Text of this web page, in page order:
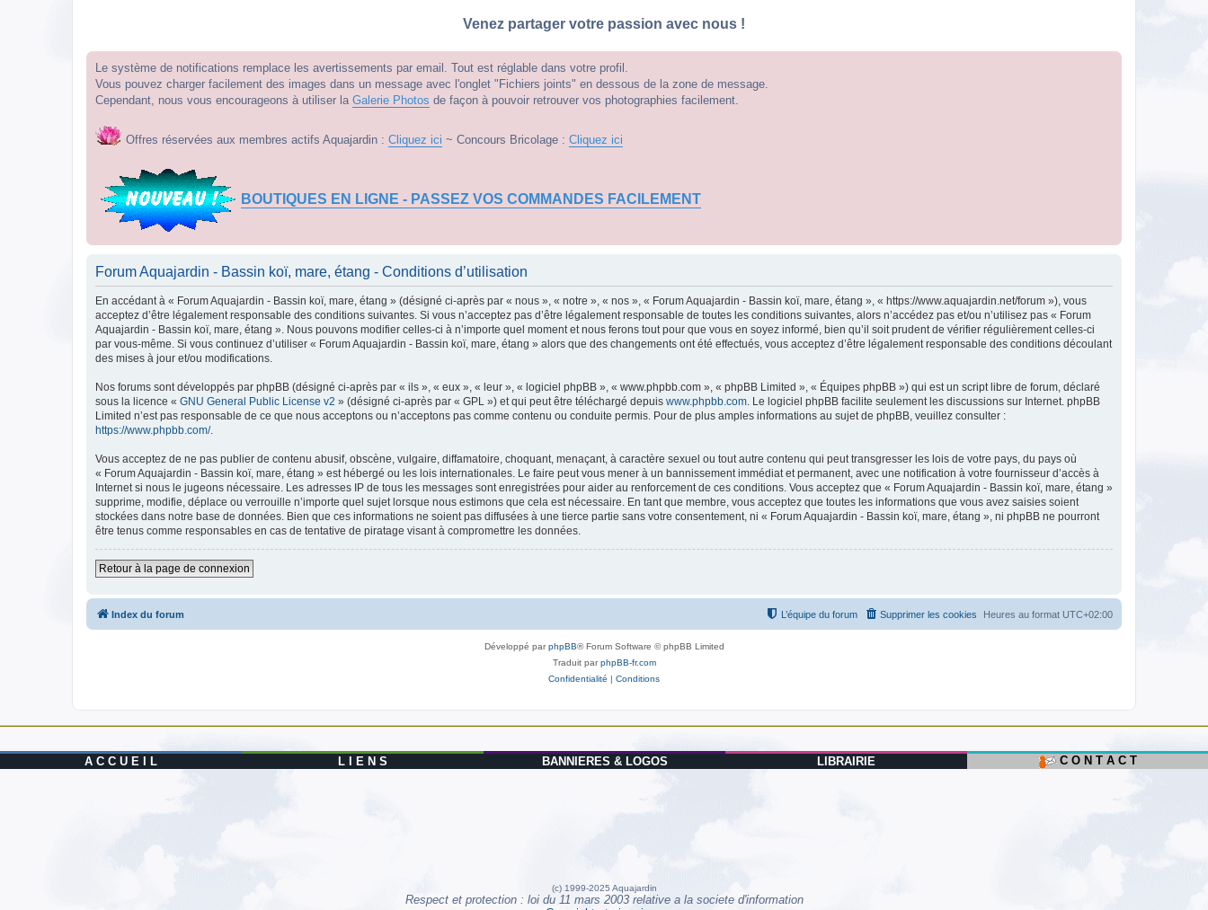
Venez partager votre passion avec nous !
Le système de notifications remplace les avertissements par email. Tout est réglable dans votre profil.
Vous pouvez charger facilement des images dans un message avec l'onglet "Fichiers joints" en dessous de la zone de message.
Cependant, nous vous encourageons à utiliser la Galerie Photos de façon à pouvoir retrouver vos photographies facilement.
Offres réservées aux membres actifs Aquajardin : Cliquez ici ~ Concours Bricolage : Cliquez ici
BOUTIQUES EN LIGNE - PASSEZ VOS COMMANDES FACILEMENT
Forum Aquajardin - Bassin koï, mare, étang - Conditions d’utilisation
En accédant à « Forum Aquajardin - Bassin koï, mare, étang » (désigné ci-après par « nous », « notre », « nos », « Forum Aquajardin - Bassin koï, mare, étang », « https://www.aquajardin.net/forum »), vous
acceptez d’être légalement responsable des conditions suivantes. Si vous n’acceptez pas d’être légalement responsable de toutes les conditions suivantes, alors n’accédez pas et/ou n’utilisez pas « Forum
Aquajardin - Bassin koï, mare, étang ». Nous pouvons modifier celles-ci à n’importe quel moment et nous ferons tout pour que vous en soyez informé, bien qu’il soit prudent de vérifier régulièrement celles-ci
par vous-même. Si vous continuez d’utiliser « Forum Aquajardin - Bassin koï, mare, étang » alors que des changements ont été effectués, vous acceptez d’être légalement responsable des conditions découlant
des mises à jour et/ou modifications.
Nos forums sont développés par phpBB (désigné ci-après par « ils », « eux », « leur », « logiciel phpBB », « www.phpbb.com », « phpBB Limited », « Équipes phpBB ») qui est un script libre de forum, déclaré
sous la licence « GNU General Public License v2 » (désigné ci-après par « GPL ») et qui peut être téléchargé depuis www.phpbb.com. Le logiciel phpBB facilite seulement les discussions sur Internet. phpBB
Limited n’est pas responsable de ce que nous acceptons ou n’acceptons pas comme contenu ou conduite permis. Pour de plus amples informations au sujet de phpBB, veuillez consulter :
https://www.phpbb.com/.
Vous acceptez de ne pas publier de contenu abusif, obscène, vulgaire, diffamatoire, choquant, menaçant, à caractère sexuel ou tout autre contenu qui peut transgresser les lois de votre pays, du pays où
« Forum Aquajardin - Bassin koï, mare, étang » est hébergé ou les lois internationales. Le faire peut vous mener à un bannissement immédiat et permanent, avec une notification à votre fournisseur d’accès à
Internet si nous le jugeons nécessaire. Les adresses IP de tous les messages sont enregistrées pour aider au renforcement de ces conditions. Vous acceptez que « Forum Aquajardin - Bassin koï, mare, étang »
supprime, modifie, déplace ou verrouille n’importe quel sujet lorsque nous estimons que cela est nécessaire. En tant que membre, vous acceptez que toutes les informations que vous avez saisies soient
stockées dans notre base de données. Bien que ces informations ne soient pas diffusées à une tierce partie sans votre consentement, ni « Forum Aquajardin - Bassin koï, mare, étang », ni phpBB ne pourront
être tenus comme responsables en cas de tentative de piratage visant à compromettre les données.
Retour à la page de connexion
Index du forum Heures au format UTC+02:00
Supprimer les cookies
L’équipe du forum
Développé parphpBB® Forum Software © phpBB Limited
Traduit parphpBB-fr.com
Confidentialité | Conditions
A C C U E I L L I E N S BANNIERES & LOGOS LIBRAIRIE C O N T A C T
(c) 1999-2025 Aquajardin
Respect et protection : loi du 11 mars 2003 relative a la societe d'information